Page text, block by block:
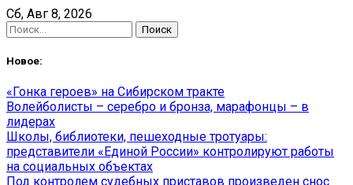
Skip
to
content
Сб, Авг 8, 2026
Найти:
Новое:
«Гонка героев» на Сибирском тракте
Волейболисты – серебро и бронза, марафонцы – в
лидерах
Школы, библиотеки, пешеходные тротуары:
представители «Единой России» контролируют работы
на социальных объектах
Под контролем судебных приставов произведен снос